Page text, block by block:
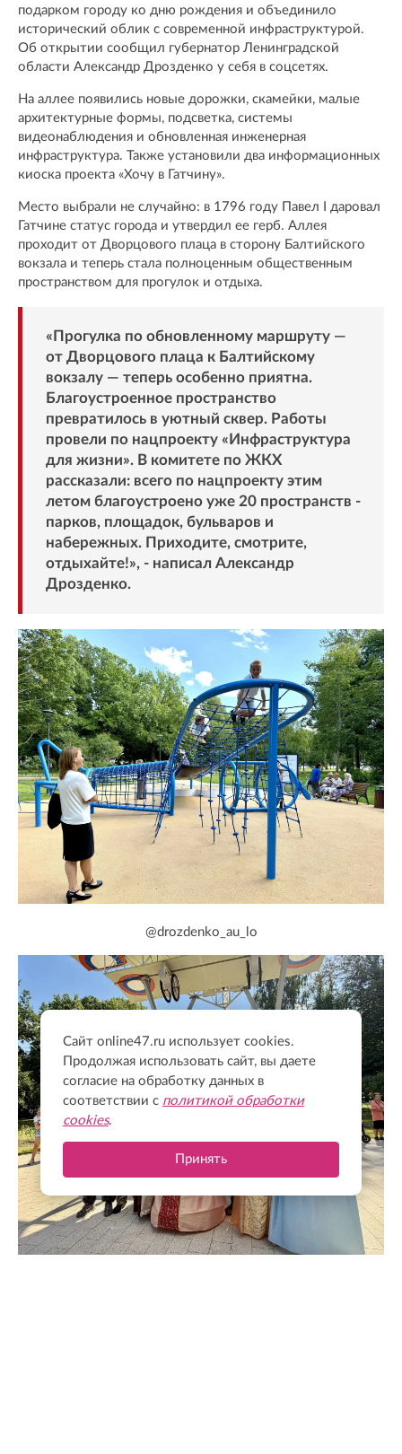
подарком городу ко дню рождения и объединило
исторический облик с современной инфраструктурой.
Об открытии сообщил губернатор Ленинградской
области Александр Дрозденко у себя в соцсетях.
На аллее появились новые дорожки, скамейки, малые
архитектурные формы, подсветка, системы
видеонаблюдения и обновленная инженерная
инфраструктура. Также установили два информационных
киоска проекта «Хочу в Гатчину».
Место выбрали не случайно: в 1796 году Павел I даровал
Гатчине статус города и утвердил ее герб. Аллея
проходит от Дворцового плаца в сторону Балтийского
вокзала и теперь стала полноценным общественным
пространством для прогулок и отдыха.
«Прогулка по обновленному маршруту —
от Дворцового плаца к Балтийскому
вокзалу — теперь особенно приятна.
Благоустроенное пространство
превратилось в уютный сквер. Работы
провели по нацпроекту «Инфраструктура
для жизни». В комитете по ЖКХ
рассказали: всего по нацпроекту этим
летом благоустроено уже 20 пространств -
парков, площадок, бульваров и
набережных. Приходите, смотрите,
отдыхайте!», - написал Александр
Дрозденко.
@drozdenko_au_lo
Сайт online47.ru использует cookies.
Продолжая использовать сайт, вы даете
согласие на обработку данных в
соответствии с политикой обработки
cookies.
Принять